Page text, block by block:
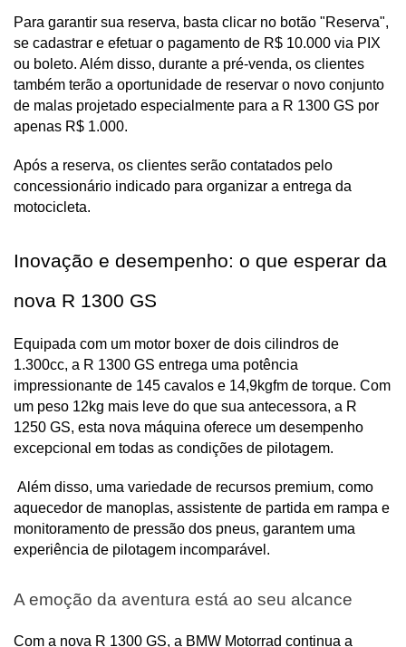
Para garantir sua reserva, basta clicar no botão "Reserva",
se cadastrar e efetuar o pagamento de R$ 10.000 via PIX
ou boleto. Além disso, durante a pré-venda, os clientes
também terão a oportunidade de reservar o novo conjunto
de malas projetado especialmente para a R 1300 GS por
apenas R$ 1.000.
Após a reserva, os clientes serão contatados pelo
concessionário indicado para organizar a entrega da
motocicleta.
Inovação e desempenho: o que esperar da
nova R 1300 GS
Equipada com um motor boxer de dois cilindros de
1.300cc, a R 1300 GS entrega uma potência
impressionante de 145 cavalos e 14,9kgfm de torque. Com
um peso 12kg mais leve do que sua antecessora, a R
1250 GS, esta nova máquina oferece um desempenho
excepcional em todas as condições de pilotagem.
Além disso, uma variedade de recursos premium, como
aquecedor de manoplas, assistente de partida em rampa e
monitoramento de pressão dos pneus, garantem uma
experiência de pilotagem incomparável.
A emoção da aventura está ao seu alcance
Com a nova R 1300 GS, a BMW Motorrad continua a